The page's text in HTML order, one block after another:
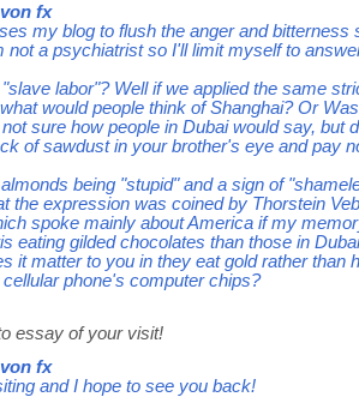
fx
my blog to flush the anger and bitterness
not a psychiatrist so I'll limit myself to
labor"? Well if we applied the same
would people think of Shanghai? Or
sure how people in Dubai would say, but
of sawdust in your brother's eye and pay
being "stupid" and a sign of
the expression was coined by Thorstein
spoke mainly about America if my
eating gilded chocolates than those in
it matter to you in they eat gold rather than
phone's computer chips?
essay of your visit!
fx
and I hope to see you back!